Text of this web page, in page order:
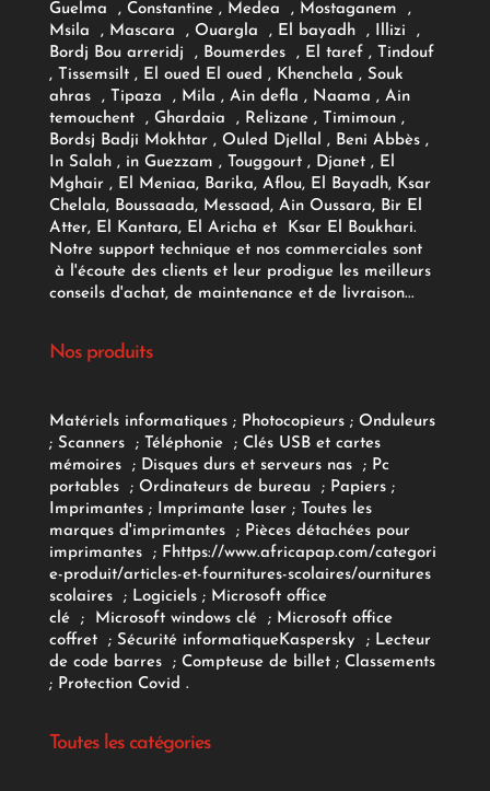
Guelma , Constantine , Medea , Mostaganem ,
Msila , Mascara , Ouargla , El bayadh , Illizi ,
Bordj Bou arreridj , Boumerdes , El taref , Tindouf
, Tissemsilt , El oued El oued , Khenchela , Souk
ahras , Tipaza , Mila , Ain defla , Naama , Ain
temouchent , Ghardaia , Relizane , Timimoun ,
Bordsj Badji Mokhtar , Ouled Djellal , Beni Abbès ,
In Salah , in Guezzam , Touggourt , Djanet , El
Mghair , El Meniaa, Barika, Aflou, El Bayadh, Ksar
Chelala, Boussaada, Messaad, Ain Oussara, Bir El
Atter, El Kantara, El Aricha et Ksar El Boukhari.
Notre support technique et nos commerciales sont
à l'écoute des clients et leur prodigue les meilleurs
conseils d'achat, de maintenance et de livraison...
Nos produits
Matériels informatiques; Photocopieurs; Onduleurs
; Scanners ; Téléphonie ; Clés USB et cartes
mémoires
; Disques durs et serveurs nas ; Pc
portables
; Ordinateurs de bureau ; Papiers;
Imprimantes;Imprimante laser; Toutes les
marques d'imprimantes
; Pièces détachées pour
imprimantes
; Fhttps://www.africapap.com/categori
e-produit/articles-et-fournitures-scolaires/ournitures
scolaires; Logiciels ; Microsoft office
clé
; Microsoft windows clé; Microsoft office
coffret ; Sécurité informatiqueKaspersky ; Lecteur
de code barres
; Compteuse de billet; Classements
; Protection Covid .
Toutes les catégories